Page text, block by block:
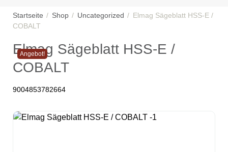
Startseite Shop Uncategorized
Elmag Sägeblatt HSS-E /
COBALT
Elmag Sägeblatt HSS-E /
COBALT
9004853782664
Angebot!